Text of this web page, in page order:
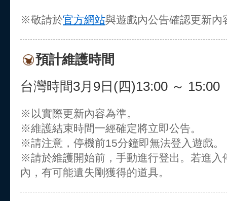
※敬請於官方網站與遊戲內公告確認更新內
預計維護時間
台灣時間3月9日(四)13:00 ～ 15:00
※以實際更新內容為準。
※維護結束時間一經確定將立即公告。
※請注意，停機前15分鐘即無法登入遊戲。
※請於維護開始前，手動進行登出。若進入
內，有可能遺失剛獲得的道具。